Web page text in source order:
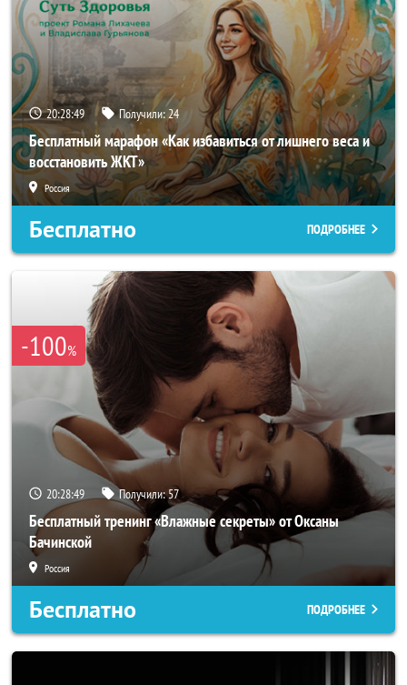
20:28:47 Получили:24
Бесплатный марафон «Как избавиться от лишнего веса и
восстановить ЖКТ»
Россия
Бесплатно ПОДРОБНЕЕ
-100%
20:28:47 Получили:57
Бесплатный тренинг «Влажные секреты» от Оксаны
Бачинской
Россия
Бесплатно ПОДРОБНЕЕ